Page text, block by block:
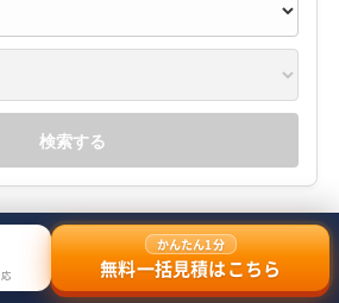
検索する
万円安くなる 令和版解体工事の
かんたん1分
無料一括見積はこちら